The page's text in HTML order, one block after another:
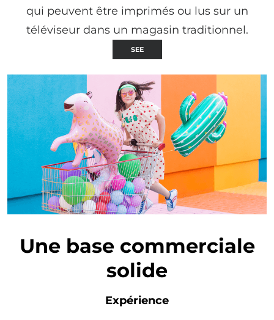
qui peuvent être imprimés ou lus sur un
téléviseur dans un magasin traditionnel.
SEE
Une base commerciale
solide
Expérience